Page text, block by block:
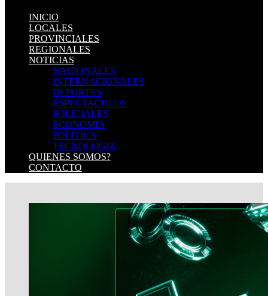
INICIO
LOCALES
PROVINCIALES
REGIONALES
NOTICIAS
NACIONALES
INTERNACIONALES
DEPORTES
ESPECTACULOS
POLICIALES
ECONOMIA
POLITICA
TECNOLOGIA
QUIENES SOMOS?
CONTACTO